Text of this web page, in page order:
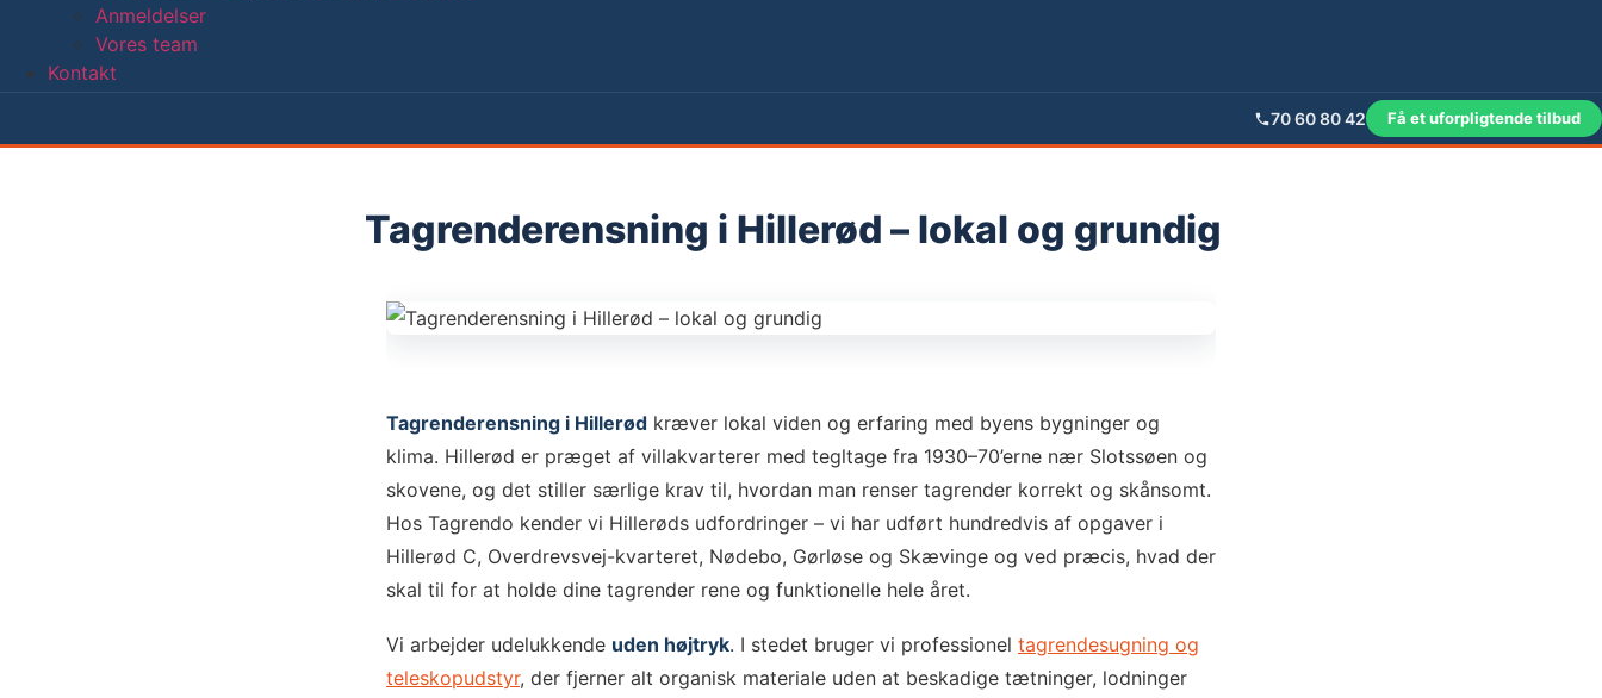
Anmeldelser
Vores team
Kontakt
70 60 80 42 Få et uforpligtende tilbud
Tagrenderensning i Hillerød – lokal og grundig
Tagrenderensning i Hillerød kræver lokal viden og erfaring med byens bygninger og
klima. Hillerød er præget af villakvarterer med tegltage fra 1930–70’erne nær Slotssøen og
skovene, og det stiller særlige krav til, hvordan man renser tagrender korrekt og skånsomt.
Hos Tagrendo kender vi Hillerøds udfordringer – vi har udført hundredvis af opgaver i
Hillerød C, Overdrevsvej-kvarteret, Nødebo, Gørløse og Skævinge og ved præcis, hvad der
skal til for at holde dine tagrender rene og funktionelle hele året.
Vi arbejder udelukkende uden højtryk. I stedet bruger vi professionel tagrendesugning og
teleskopudstyr, der fjerner alt organisk materiale uden at beskadige tætninger, lodninger